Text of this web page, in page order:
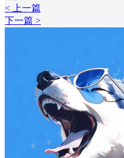
< 上一篇
下一篇 >